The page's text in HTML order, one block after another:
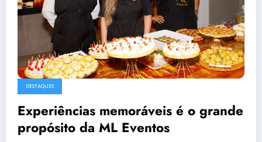
DESTAQUES
Experiências memoráveis é o grande
propósito da ML Eventos